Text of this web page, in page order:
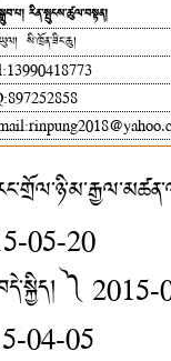
རིན་སྤུངས་ཚུལ་བསྟན།
སི་ཁྲོན་ཟིང་ཆུ།
05-20
༽ 2015-
04-05